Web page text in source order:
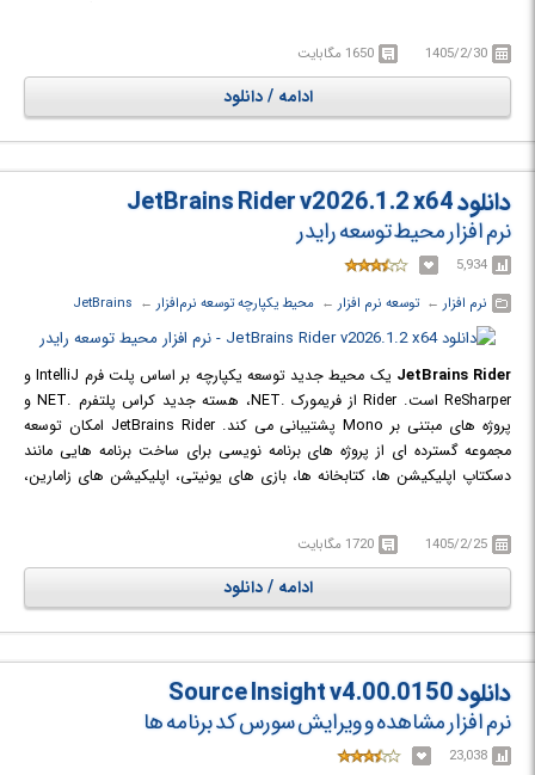
شما را یافته و در همان لحظه تصحیح می کند (مطمئن باشید که تمام تغییرات
مناسب به طور خودکار توسط CLion انجام می‌شود). کامل کردن اتوماتیک کد
(code completion)، افزودن سریع کدهای رایج، حذف کدهای بلا استفاده و
همچنین نمایش خطاها و دنبال کردن کد به صورت خط به خط تنها تعدادی از
1405/2/30 1650 مگابایت
ادامه / دانلود
دانلود JetBrains Rider v2026.1.2 x64
نرم افزار محیط توسعه رایدر
5,934
نرم افزار ← ‏توسعه نرم افزار ← ‏ محیط یکپارچه توسعه نرم‌افزار ← ‏
JetBrains
JetBrains Rider
یک محیط جدید توسعه یکپارچه بر اساس پلت فرم IntelliJ و
ReSharper است. Rider از فریمورک .NET، هسته جدید کراس پلتفرم .NET و
پروژه های مبتنی بر Mono پشتیبانی می کند. JetBrains Rider امکان توسعه
مجموعه گسترده ای از پروژه های برنامه نویسی برای ساخت برنامه هایی مانند
دسکتاپ اپلیکیشن ها، کتابخانه ها، بازی های یونیتی، اپلیکیشن های زامارین،
1405/2/25 1720 مگابایت
ادامه / دانلود
دانلود Source Insight v4.00.0150
نرم افزار مشاهده و ویرایش سورس کد برنامه ها
23,038